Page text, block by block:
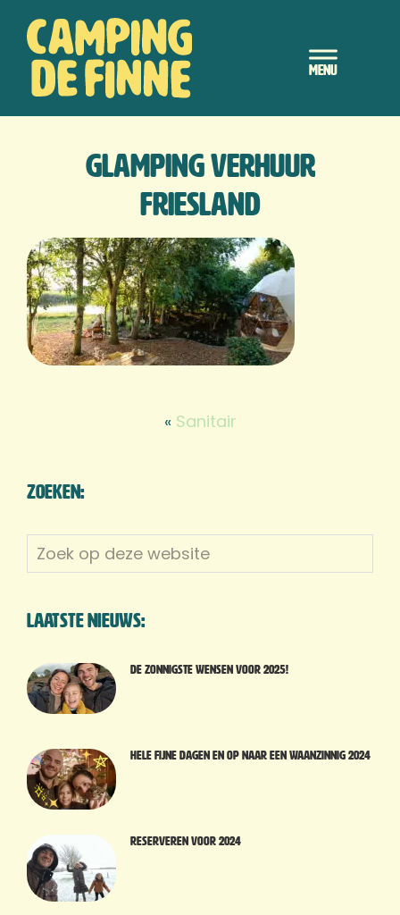
naar
de
hoofd
Camping de Finne
Header
glamping verhuur
friesland
« Sanitair
Zoeken:
Zoek
op
website
Laatste nieuws:
De zonnigste wensen voor 2025!
Hele fijne dagen en op naar een waanzinnig 2024
Reserveren voor 2024